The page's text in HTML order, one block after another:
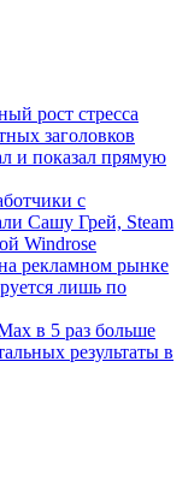
рост стресса
заголовков
и показал прямую
с
Сашу Грей, Steam
Windrose
рекламном рынке
лишь по
в 5 раз больше
результаты в